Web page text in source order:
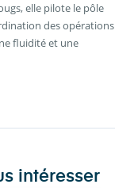
elle pilote le pôle
des opérations
fluidité et une
intéresser